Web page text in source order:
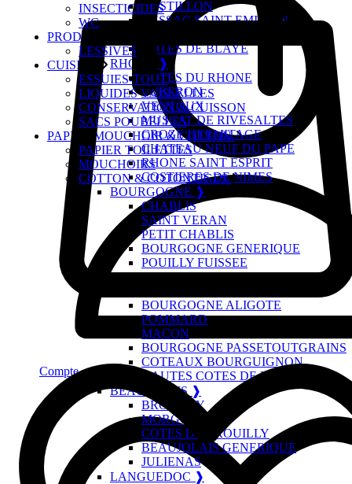
Compte
INSECTICIDES
WC
PRODUITS DU LINGE
LESSIVES
CUISINE
ESSUIES-TOUT
LIQUIDES VAISSELLES
CONSERVATION & CUISSON
SACS POUBELLES
PAPIER,MOUCHOIR & COTTON
PAPIER TOILETTES
MOUCHOIRS
COTTON & COTONTIGES
CASTILLON
LUSSAC SAINT EMILION
COTES DE BLAYE
RHONE ❱
COTES DU RHONE
LUBERON
VENTOUX
MUSCAT DE RIVESALTES
CROZE HERMITAGE
CHATEAU NEUF DU PAPE
RHONE SAINT ESPRIT
COSTIERES DE NIMES
BOURGOGNE ❱
CHABLIS
SAINT VERAN
PETIT CHABLIS
BOURGOGNE GENERIQUE
POUILLY FUISSEE
MERCUREY
BOURGOGNE ALIGOTE
POMMARD
MACON
BOURGOGNE PASSETOUTGRAINS
COTEAUX BOURGUIGNON
HAUTES COTES DE BEAUNE
BEAUJOLAIS ❱
BROUILLY
MORGON
COTES DE BROUILLY
BEAUJOLAIS GENERIQUE
JULIENAS
LANGUEDOC ❱